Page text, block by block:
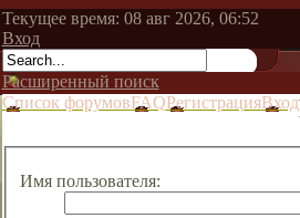
Текущее время: 08 авг 2026, 06:52
Вход
Расширенный поиск
Список форумовFAQРегистрацияВход
Имя пользователя: